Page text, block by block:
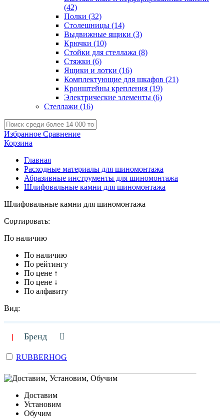
(42)
Полки (32)
Столешницы (14)
Выдвижные ящики (3)
Крючки (10)
Стойки для стеллажа (8)
Стяжки (6)
Ящики и лотки (16)
Комплектующие для шкафов (21)
Кронштейны крепления (19)
Электрические элементы (6)
Стеллажи (16)
Избранное Сравнение
Корзина
Главная
Расходные материалы для шиномонтажа
Абразивные инструменты для шиномонтажа
Шлифовальные камни для шиномонтажа
Шлифовальные камни для шиномонтажа
Сортировать:
По наличию
По наличию
По рейтингу
По цене ↑
По цене ↓
По алфавиту
Вид:
Бренд
RUBBERHOG
Доставим
Установим
Обучим